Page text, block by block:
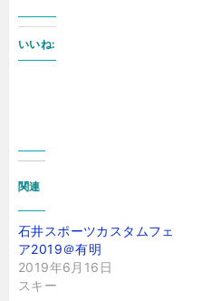
いいね:
関連
石井スポーツカスタムフェ
ア2019＠有明
2019年6月16日
スキー